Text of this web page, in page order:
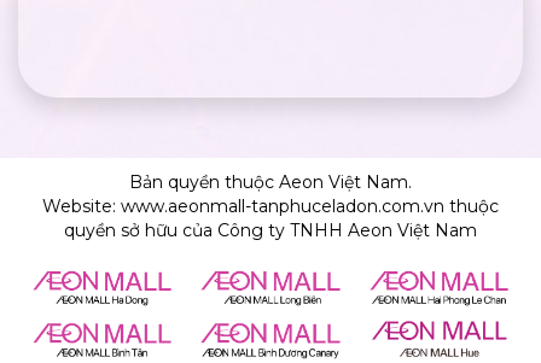
Bản quyền thuộc Aeon Việt Nam.
Website: www.aeonmall-tanphuceladon.com.vn thuộc
quyền sở hữu của Công ty TNHH Aeon Việt Nam